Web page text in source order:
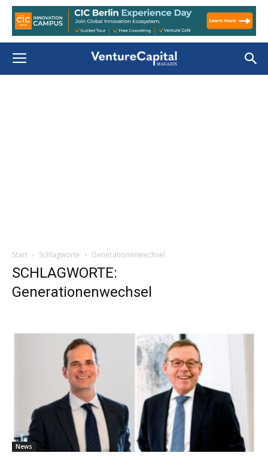
Start Schlagworte Generationenwechsel
SCHLAGWORTE:
Generationenwechsel
News